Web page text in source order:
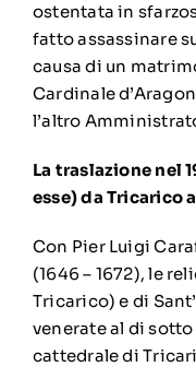
ostentata in
fatto assassinare
causa di un
Cardinale
l’altro
La traslazione nel
esse) da Tricarico
Con Pier Luigi
(1646 – 1672), le
Tricarico) e di
venerate al di
cattedrale di